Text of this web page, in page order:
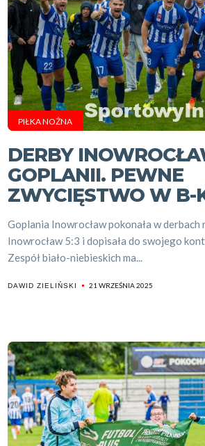
PIŁKA NOŻNA
DERBY
GOPLANII. PEWNE
ZWYCIĘSTWO W B-
Goplania Inowrocław pokonała w derbach
Inowrocław 5:3 i dopisała do swojego
Zespół biało-niebieskich ma...
DAWID ZIELIŃSKI 21 WRZEŚNIA 2025